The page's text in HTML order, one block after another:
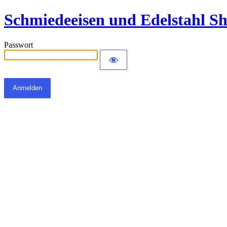
Schmiedeeisen und Edelstahl
Passwort